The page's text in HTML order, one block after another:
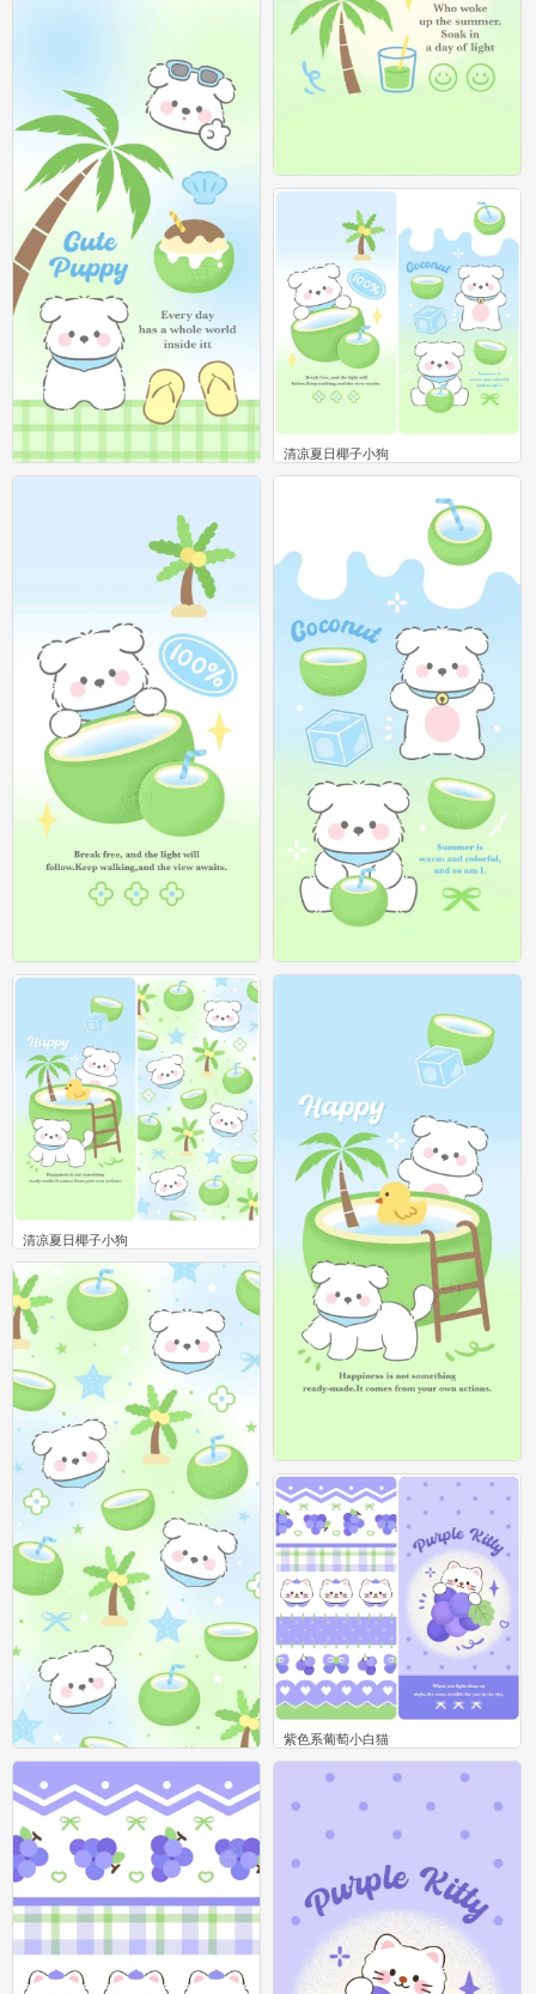
清凉夏日椰子小狗
0
清凉夏日椰子小狗
0
清凉夏日椰子小狗
0
0
紫色系葡萄小白猫
0